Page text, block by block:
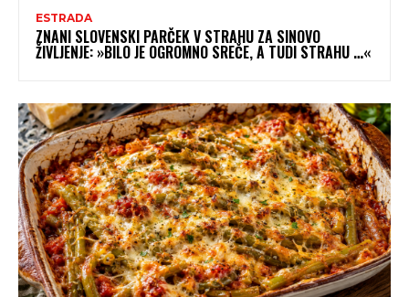
ESTRADA
ZNANI SLOVENSKI PARČEK V STRAHU ZA SINOVO
ŽIVLJENJE: »BILO JE OGROMNO SREČE, A TUDI STRAHU …«